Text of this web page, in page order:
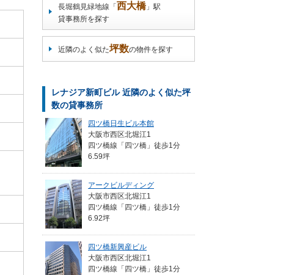
長堀鶴見緑地線「 西大橋」駅
貸事務所を探す
近隣のよく似た坪数の物件を探す
レナジア新町ビル 近隣のよく似た坪
数の貸事務所
四ツ橋日生ビル本館
大阪市西区北堀江1
四ツ橋線「四ツ橋」徒歩1分
6.59坪
アークビルディング
大阪市西区北堀江1
四ツ橋線「四ツ橋」徒歩1分
6.92坪
四ツ橋新興産ビル
大阪市西区北堀江1
四ツ橋線「四ツ橋」徒歩1分